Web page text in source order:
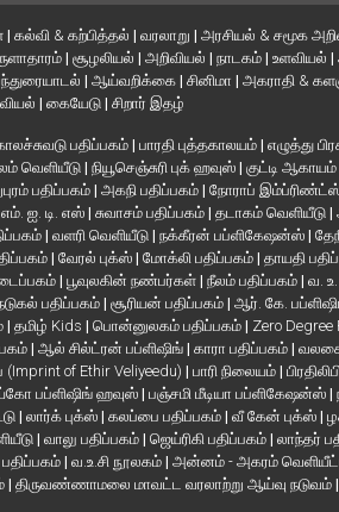
| கல்வி & கற்பித்தல் | வரலாறு | அரசியல் & சமூக
| சூழலியல் | அறிவியல் | நாடகம் | உளவியல் |
| ஆய்வறிக்கை | சினிமா | அகராதி &
| கையேடு | சிறார் இதழ்
பதிப்பகம்| பாரதி புத்தகாலயம் | எழுத்து
வெளியீடு| நியூசெஞ்சுரி புக் ஹவுஸ் | குட்டி ஆகாயம்
பதிப்பகம் | அகநி பதிப்பகம் | நோராப்
எம். ஐ. டி. எஸ் | சுவாசம் பதிப்பகம் | தடாகம் வெளியீடு |
| வளரி வெளியீடு | நக்கீரன் பப்ளிகேஷன்ஸ் |
| வேரல் புக்ஸ் | மோக்லி பதிப்பகம் | தாயதி
| பூவுலகின் நண்பர்கள் | நீலம் பதிப்பகம் | வ.
பதிப்பகம் | சூரியன் பதிப்பகம் | ஆர். கே.
| தமிழ் Kids | பொன்னுலகம் பதிப்பகம் | Zero
| ஆல் சில்ட்ரன் பப்ளிஷிங் | காரா பதிப்பகம் |
(Imprint of Ethir Veliyeedu) | பாரி நிலையம் |
பப்ளிஷிங் ஹவுஸ் | பஞ்சமி மீடியா பப்ளிகேஷன்ஸ் |
| லார்க் புக்ஸ் | கலப்பை பதிப்பகம் | வீ கேன் புக்ஸ் |
| வாலு பதிப்பகம் | ஜெய்ரிகி பதிப்பகம் | லாந்தர்
| வ.உ.சி நூலகம் | அன்னம் - அகரம்
| திருவண்ணாமலை மாவட்ட வரலாற்று ஆய்வு நடுவம் |